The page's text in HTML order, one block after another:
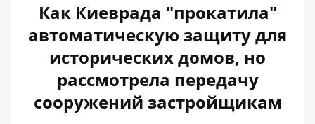
Как Киеврада "прокатила"
автоматическую защиту для
исторических домов, но
рассмотрела передачу
сооружений застройщикам